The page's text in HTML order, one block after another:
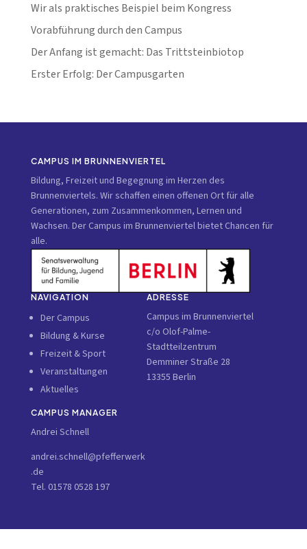
Wir als praktisches Beispiel beim Kongress
Vorabführung durch den Campus
Der Anfang ist gemacht: Das Trittsteinbiotop
Erster Erfolg: Der Campusgarten
CAMPUS IM BRUNNENVIERTEL
Bildung, Freizeit und Begegnung im Herzen des
Brunnenviertels. Wir schaffen einen offenen Ort für alle
Generationen, zum Zusammenkommen, Lernen und
Wachsen. Der Campus im Brunnenviertel bietet Chancen für
alle.
NAVIGATION
Der Campus
Bildung & Kurse
Freizeit & Sport
Veranstaltungen
Aktuelles
ADRESSE
Campus im Brunnenviertel
c/o Olof-Palme-
Stadtteilzentrum
Demminer Straße 28
13355 Berlin
CAMPUS MANAGER
Andrei Schnell
andrei.schnell@pfefferwerk
.de
Tel. 01578 0528 197